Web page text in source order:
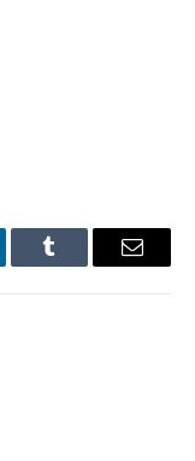
Tumblr Email